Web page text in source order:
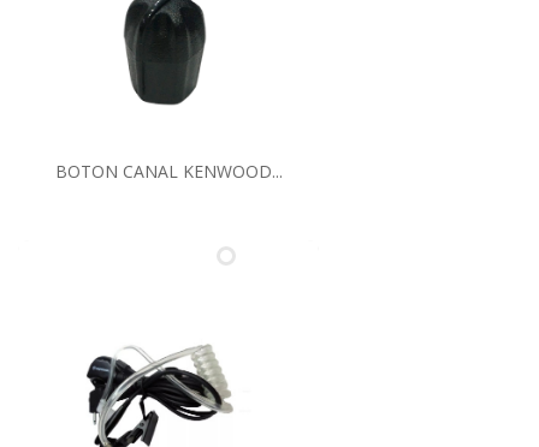
BOTON CANAL KENWOOD...